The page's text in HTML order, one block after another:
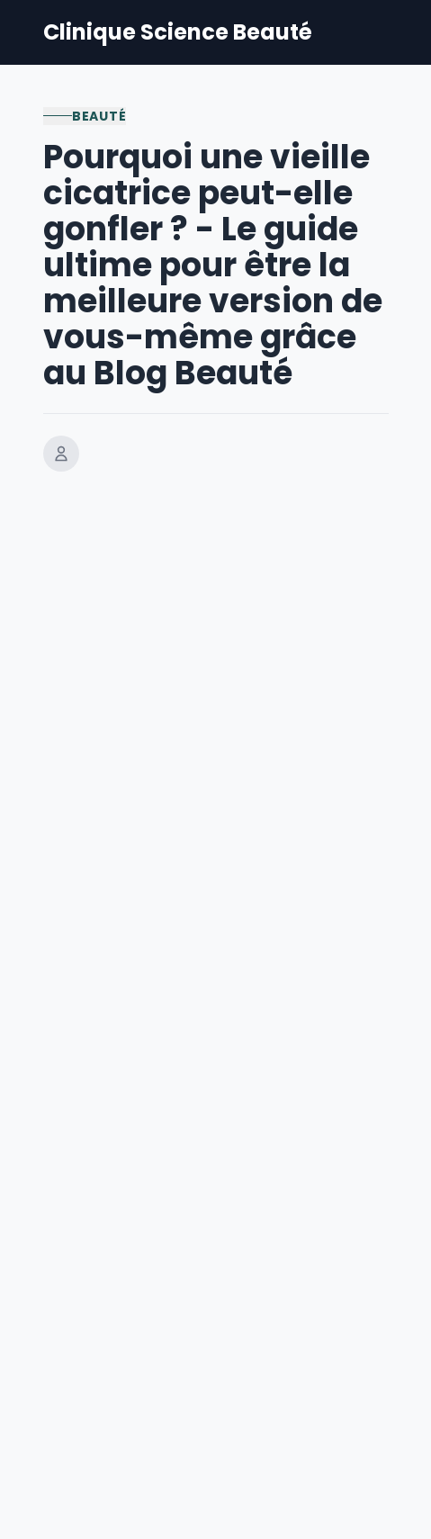
Clinique Science Beauté
BEAUTÉ
Pourquoi une vieille
cicatrice peut-elle
gonfler ? - Le guide
ultime pour être la
meilleure version de
vous-même grâce
au Blog Beauté